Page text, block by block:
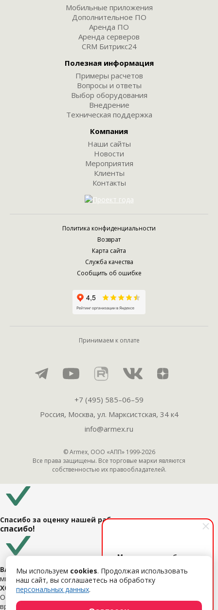
Менеджер по работе с
Поможем с выбором ПО,
дадим удаленный демо-
Мобильные приложения
Дополнительное ПО
Аренда ПО
Аренда серверов
CRM Битрикс24
Полезная информация
Примеры расчетов
Вопросы и ответы
Выбор оборудования
Внедрение
Техническая поддержка
Компания
Наши сайты
Новости
Мероприятия
Клиенты
Контакты
+7 (495) 585–06–59
Россия, Москва, ул. Марксистская, 34 к4
info@armex.ru
© Armex, ООО «АПП» 1999-2026
Все права защищены. Все торговые марки являются
собственностью их правообладателей.
Принимаем к оплате
Политика конфиденциальности
Возврат
Карта сайта
Служба качества
Сообщить об ошибке
Спасибо за оценку нашей работы
спасибо!
ВАША ЗАЯВКА УСПЕШНО ОТПРАВЛЕНА
мы свяжемся с Вами в ближайшее время.
ХОТИТЕ ОБСУДИТЬ СВОЙ ПРОЕКТ?
Оставьте свои данные и мы свяжемся с Вами в ближайшее
время.
Мы используем cookies. Продолжая использовать
наш сайт, вы соглашаетесь на обработку
персональных данных.